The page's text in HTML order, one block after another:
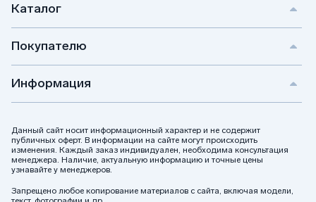
Каталог
Покупателю
Информация
Данный сайт носит информационный характер и не содержит
публичных оферт. В информации на сайте могут происходить
изменения. Каждый заказ индивидуален, необходима консультация
менеджера. Наличие, актуальную информацию и точные цены
узнавайте у менеджеров.
Запрещено любое копирование материалов с сайта, включая модели,